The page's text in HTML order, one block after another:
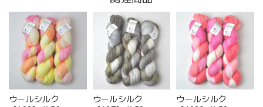
ウールシルク
ウールシルク
ウールシルク